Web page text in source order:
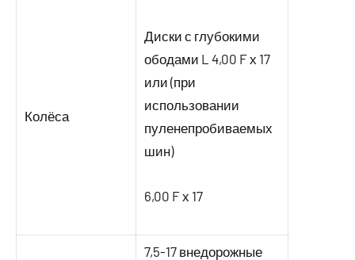
Колёса
Диски с глубокими
ободами L 4,00 F х 17
или (при
использовании
пуленепробиваемых
шин)
6,00 F х 17
7,5-17 внедорожные